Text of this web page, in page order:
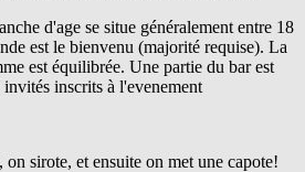
d'age se situe généralement entre 18
est le bienvenu (majorité requise). La
est équilibrée. Une partie du bar est
invités inscrits à l'evenement
sirote, et ensuite on met une capote!